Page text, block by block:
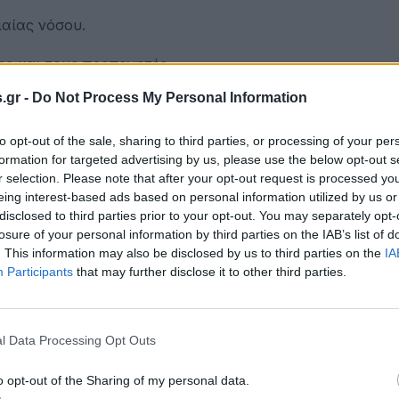
- Do Not Process My Personal Information
opt-out of the sale, sharing to third parties, or processing of your
for targeted advertising by us, please use the below opt-out
selection. Please note that after your opt-out request is processed
interest-based ads based on personal information utilized by us
to third parties prior to your opt-out. You may separately
of your personal information by third parties on the IAB’s list of
This information may also be disclosed by us to third parties on the
Participants that may further disclose it to other third parties.
Data Processing Opt Outs
opt-out of the Sharing of my personal data.
νόσου.
και τους προπονητές
κολύμβησης τοπικού σωματείου, έχασε τις
συναθλητές της και τους προπονητές. Αμέσως
ασθενοφόρο και χωρίς χρονοτριβή, με την άμεση
διασωληνωμένη στο νοσοκομείο.
Πέμπτης ο Υφυπουργός Αθλητισμού, Λευτέρης
από τον πρόεδρο της Διοικούσας
Περιφέρειας Κρήτης, Δημήτρη Αγαπίου.
τουΒενιζελείου, Κώστα Τερζάκη, την
το μεσημεριανό περιστατικό με την 45χρονη